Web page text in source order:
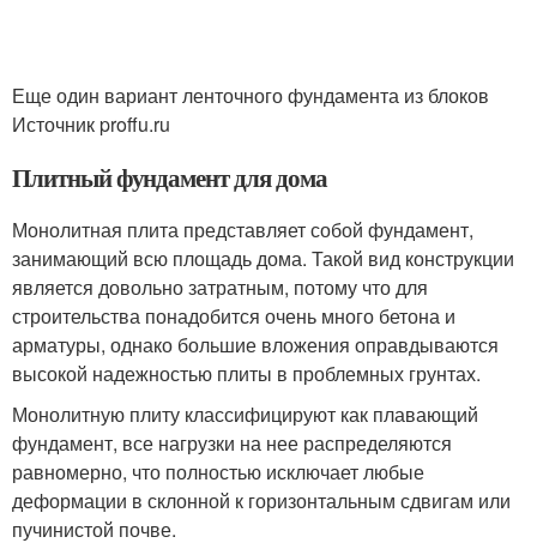
Еще один вариант ленточного фундамента из блоков
Источник proffu.ru
Плитный фундамент для дома
Монолитная плита представляет собой фундамент,
занимающий всю площадь дома. Такой вид конструкции
является довольно затратным, потому что для
строительства понадобится очень много бетона и
арматуры, однако большие вложения оправдываются
высокой надежностью плиты в проблемных грунтах.
Монолитную плиту классифицируют как плавающий
фундамент, все нагрузки на нее распределяются
равномерно, что полностью исключает любые
деформации в склонной к горизонтальным сдвигам или
пучинистой почве.